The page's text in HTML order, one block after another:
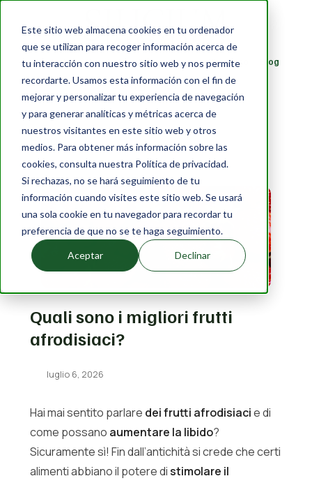
Este sitio web almacena cookies en tu ordenador
que se utilizan para recoger información acerca de
tu interacción con nuestro sitio web y nos permite
recordarte. Usamos esta información con el fin de
mejorar y personalizar tu experiencia de navegación
y para generar analíticas y métricas acerca de
nuestros visitantes en este sitio web y otros
medios. Para obtener más información sobre las
cookies, consulta nuestra Política de privacidad.
Si rechazas, no se hará seguimiento de tu
información cuando visites este sitio web. Se usará
una sola cookie en tu navegador para recordar tu
preferencia de que no se te haga seguimiento.
Aceptar Declinar
Prodotti Pacchetti Scopri di più Chi siamo Blog
IT
Blog
›Quali sono i migliori frutti afrodisiaci?
Quali sono i migliori frutti
afrodisiaci?
luglio 6, 2026
Hai mai sentito parlare dei frutti afrodisiacie di
come possano aumentare la libido?
Sicuramente sì! Fin dall’antichità si crede che certi
alimenti abbiano il potere distimolare il